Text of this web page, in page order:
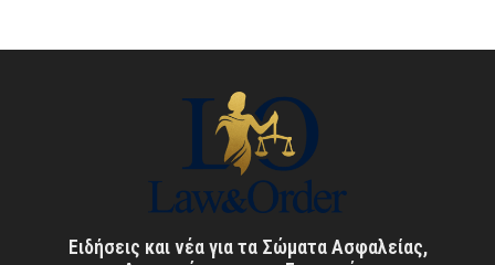
Ειδήσεις και νέα για τα Σώματα Ασφαλείας,